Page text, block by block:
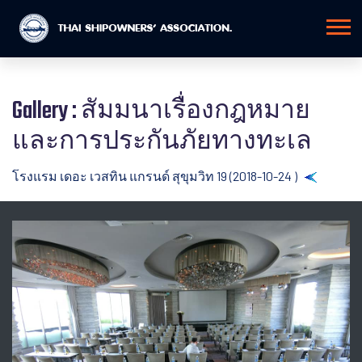
Gallery : สัมมนาเรื่องกฎหมาย
และการประกันภัยทางทะเล
โรงแรม เดอะ เวสทิน แกรนด์ สุขุมวิท 19 (2018-10-24 )